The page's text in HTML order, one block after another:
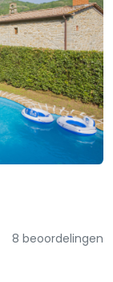
8 beoordelingen